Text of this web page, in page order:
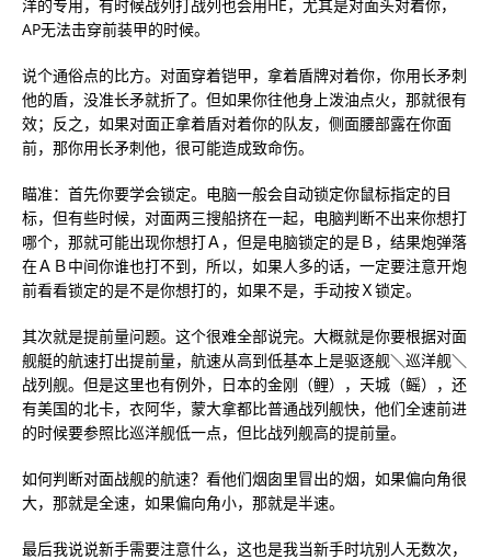
洋的专用，有时候战列打战列也会用HE，尤其是对面头对着你，
AP无法击穿前装甲的时候。
说个通俗点的比方。对面穿着铠甲，拿着盾牌对着你，你用长矛刺
他的盾，没准长矛就折了。但如果你往他身上泼油点火，那就很有
效；反之，如果对面正拿着盾对着你的队友，侧面腰部露在你面
前，那你用长矛刺他，很可能造成致命伤。
瞄准：首先你要学会锁定。电脑一般会自动锁定你鼠标指定的目
标，但有些时候，对面两三搜船挤在一起，电脑判断不出来你想打
哪个，那就可能出现你想打Ａ，但是电脑锁定的是Ｂ，结果炮弹落
在ＡＢ中间你谁也打不到，所以，如果人多的话，一定要注意开炮
前看看锁定的是不是你想打的，如果不是，手动按Ｘ锁定。
其次就是提前量问题。这个很难全部说完。大概就是你要根据对面
舰艇的航速打出提前量，航速从高到低基本上是驱逐舰＼巡洋舰＼
战列舰。但是这里也有例外，日本的金刚（鲤），天城（鳐），还
有美国的北卡，衣阿华，蒙大拿都比普通战列舰快，他们全速前进
的时候要参照比巡洋舰低一点，但比战列舰高的提前量。
如何判断对面战舰的航速？看他们烟囱里冒出的烟，如果偏向角很
大，那就是全速，如果偏向角小，那就是半速。
最后我说说新手需要注意什么，这也是我当新手时坑别人无数次，